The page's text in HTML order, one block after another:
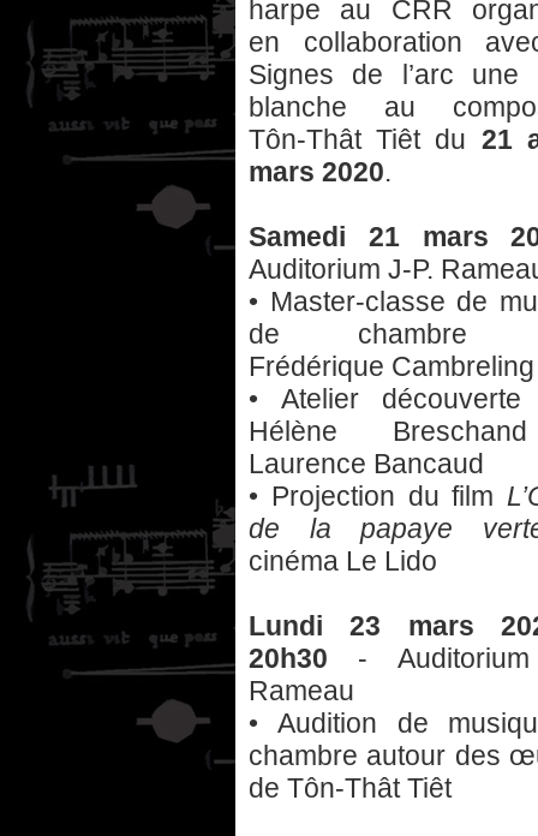
harpe au CRR
en collaboration
Signes de l’arc une
blanche au
Tôn-Thât Tiêt du 21
mars 2020.
Samedi 21 mars
Auditorium J-P.
• Master-classe de
de chambre
Frédérique Cambreling
• Atelier découverte
Hélène
Laurence Bancaud
• Projection du film
de la papaye
cinéma Le Lido
Lundi 23 mars
20h30 -
Rameau
• Audition de
chambre autour des
de Tôn-Thât Tiêt